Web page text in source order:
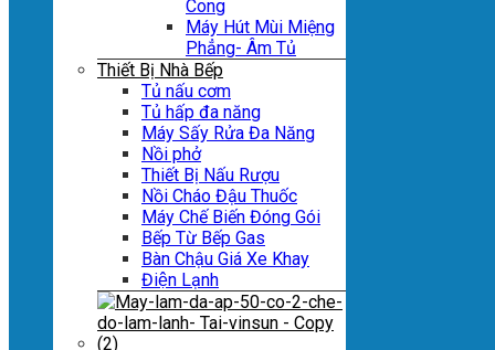
Cong
Máy Hút Mùi Miệng
Phẳng- Âm Tủ
Thiết Bị Nhà Bếp
Tủ nấu cơm
Tủ hấp đa năng
Máy Sấy Rửa Đa Năng
Nồi phở
Thiết Bị Nấu Rượu
Nồi Cháo Đậu Thuốc
Máy Chế Biến Đóng Gói
Bếp Từ Bếp Gas
Bàn Chậu Giá Xe Khay
Điện Lạnh